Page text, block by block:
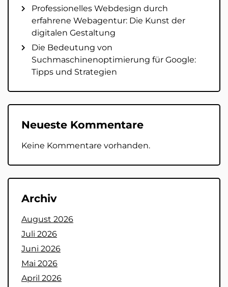
Professionelles Webdesign durch
erfahrene Webagentur: Die Kunst der
digitalen Gestaltung
Die Bedeutung von
Suchmaschinenoptimierung für Google:
Tipps und Strategien
Neueste Kommentare
Keine Kommentare vorhanden.
Archiv
August 2026
Juli 2026
Juni 2026
Mai 2026
April 2026